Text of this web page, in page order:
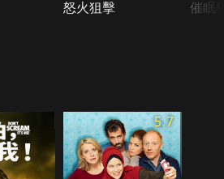
怒火狙擊 催眠
5.7